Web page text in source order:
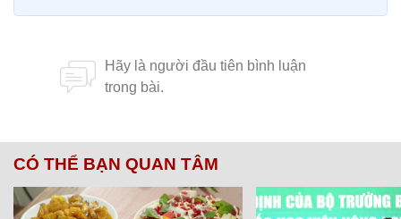
CÓ THỂ BẠN QUAN TÂM